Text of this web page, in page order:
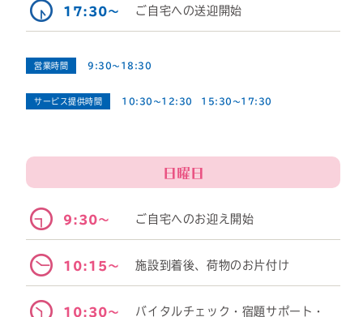
17:30～ ご自宅への送迎開始
営業時間 9:30～18:30
サービス提供時間 10:30～12:30 15:30～17:30
日曜日
9:30～ ご自宅へのお迎え開始
10:15～ 施設到着後、荷物のお片付け
10:30～
バイタルチェック・宿題サポート・